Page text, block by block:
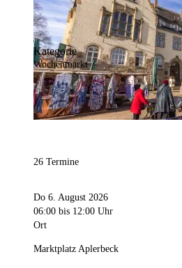
Kategorie
Wochenmarkt
26 Termine
Do 6. August 2026
06:00 bis 12:00 Uhr
Ort
Marktplatz Aplerbeck